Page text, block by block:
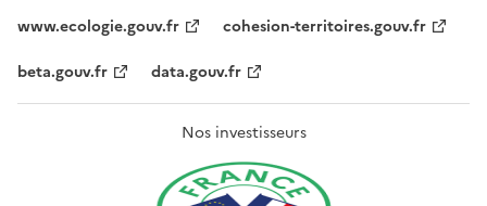
www.ecologie.gouv.fr
cohesion-territoires.gouv.fr
beta.gouv.fr
data.gouv.fr
Nos investisseurs